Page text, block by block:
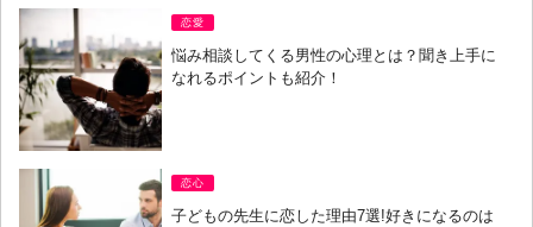
恋愛
悩み相談してくる男性の心理とは？聞き上手に
なれるポイントも紹介！
恋心
子どもの先生に恋した理由7選!好きになるのは